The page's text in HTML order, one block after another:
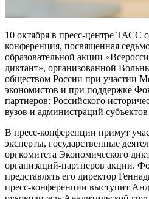
10 октября в пресс-центре ТАСС
конференция, посвященная
образовательной акции
диктант», организованной
обществом России при участии
экономистов и при поддержке
партнеров: Российского
вузов и администраций
В пресс-конференции примут
эксперты, государственные
оргкомитета Экономического
организаций-партнеров акции.
представлять его директор
пресс-конференции выступит